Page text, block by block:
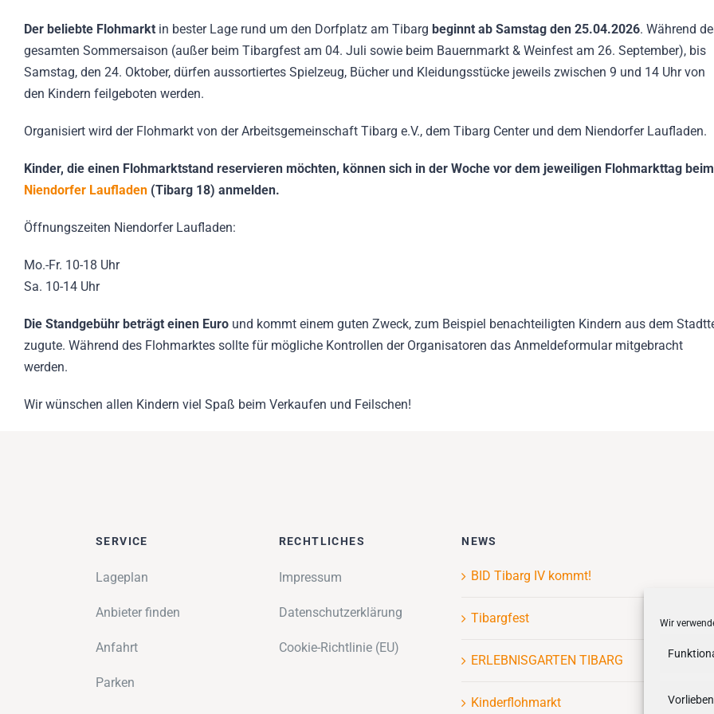
Wir
Vorlieben
Der beliebte Flohmarkt in bester Lage rund um den Dorfplatz am Tibarg beginnt ab Samstag den 25.04.2026. Während
gesamten Sommersaison (außer beim Tibargfest am 04. Juli sowie beim Bauernmarkt & Weinfest am 26. September), bis
Samstag, den 24. Oktober, dürfen aussortiertes Spielzeug, Bücher und Kleidungsstücke jeweils zwischen 9 und 14 Uhr von
den Kindern feilgeboten werden.
Organisiert wird der Flohmarkt von der Arbeitsgemeinschaft Tibarg e.V., dem Tibarg Center und dem Niendorfer Laufladen.
Kinder, die einen Flohmarktstand reservieren möchten, können sich in der Woche vor dem jeweiligen Flohmarkttag beim
Niendorfer Laufladen (Tibarg 18) anmelden.
Öffnungszeiten Niendorfer Laufladen:
Mo.-Fr. 10-18 Uhr
Sa. 10-14 Uhr
Die Standgebühr beträgt einen Euro und kommt einem guten Zweck, zum Beispiel benachteiligten Kindern aus dem
zugute. Während des Flohmarktes sollte für mögliche Kontrollen der Organisatoren das Anmeldeformular mitgebracht
werden.
Wir wünschen allen Kindern viel Spaß beim Verkaufen und Feilschen!
SERVICE
Lageplan
Anbieter finden
Anfahrt
Parken
RECHTLICHES
Impressum
Datenschutzerklärung
Cookie-Richtlinie (EU)
NEWS
BID Tibarg IV kommt!
Tibargfest
ERLEBNISGARTEN TIBARG
Kinderflohmarkt